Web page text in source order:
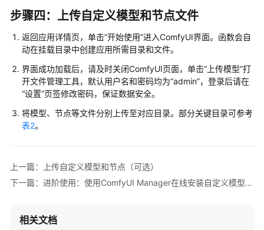
AI
绘
画
ComfyUI/ComfyUI+FLUX
备
工
作
使
用
画
步骤四：上传自定义模型和节点文件
返回应用详情页，单击“开始使用”进入ComfyUI界面。函数会自
动在挂载目录中创建应用所需目录和文件。
界面成功加载后，请及时关闭ComfyUI页面，单击“上传模型”打
开文件管理工具，默认用户名和密码均为“admin”，登录后请在
“设置”页签修改密码，保证数据安全。
将模型、节点等文件分别上传至对应目录。部分关键目录可参考
表2。
上一篇：上传自定义模型和节点（可选）
下一篇：进阶使用：使用ComfyUI Manager在线安装自定义模型和节点
相关文档